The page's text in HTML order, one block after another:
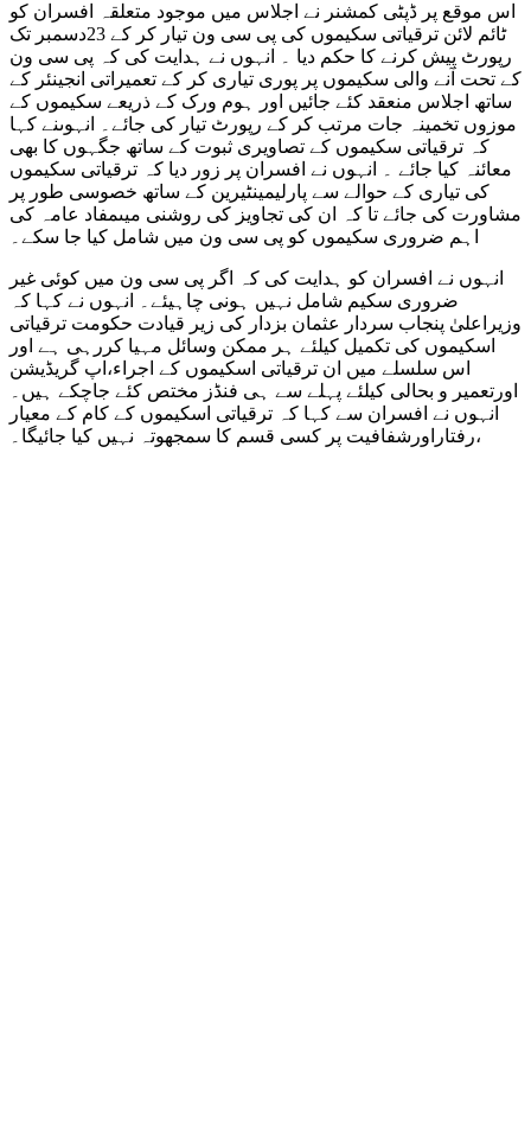
اس موقع پر ڈپٹی کمشنر نے اجلاس میں موجود متعلقہ افسران کو
ٹائم لائن ترقیاتی سکیموں کی پی سی ون تیار کر کے 23دسمبر تک
رپورٹ پیش کرنے کا حکم دیا ۔ انہوں نے ہدایت کی کہ پی سی ون
کے تحت آنے والی سکیموں پر پوری تیاری کر کے تعمیراتی انجینئر کے
ساتھ اجلاس منعقد کئے جائیں اور ہوم ورک کے ذریعے سکیموں کے
موزوں تخمینہ جات مرتب کر کے رپورٹ تیار کی جائے۔ انہوںنے کہا
کہ ترقیاتی سکیموں کے تصاویری ثبوت کے ساتھ جگہوں کا بھی
معائنہ کیا جائے ۔ انہوں نے افسران پر زور دیا کہ ترقیاتی سکیموں
کی تیاری کے حوالے سے پارلیمینٹیرین کے ساتھ خصوسی طور پر
مشاورت کی جائے تا کہ ان کی تجاویز کی روشنی میںمفاد عامہ کی
اہم ضروری سکیموں کو پی سی ون میں شامل کیا جا سکے۔
انہوں نے افسران کو ہدایت کی کہ اگر پی سی ون میں کوئی غیر
ضروری سکیم شامل نہیں ہونی چاہیئے۔ انہوں نے کہا کہ
وزیراعلیٰ پنجاب سردار عثمان بزدار کی زیر قیادت حکومت ترقیاتی
اسکیموں کی تکمیل کیلئے ہر ممکن وسائل مہیا کررہی ہے اور
اس سلسلے میں ان ترقیاتی اسکیموں کے اجراء،اپ گریڈیشن
اورتعمیر و بحالی کیلئے پہلے سے ہی فنڈز مختص کئے جاچکے ہیں۔
انہوں نے افسران سے کہا کہ ترقیاتی اسکیموں کے کام کے معیار
،رفتاراورشفافیت پر کسی قسم کا سمجھوتہ نہیں کیا جائیگا۔